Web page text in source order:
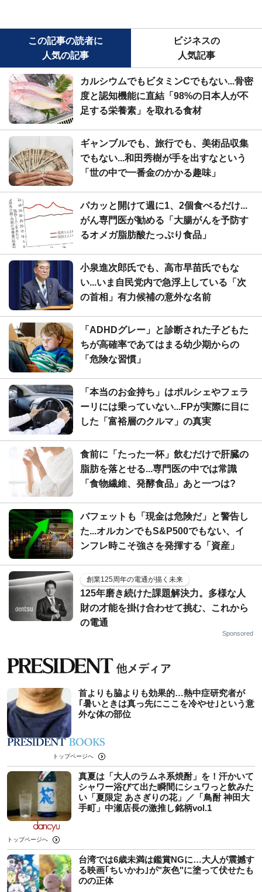
この記事の読者に
人気の記事
ビジネスの
人気記事
カルシウムでもビタミンCでもない...骨密
度と認知機能に直結「98%の日本人が不
足する栄養素」を取れる食材
ギャンブルでも、旅行でも、美術品収集
でもない...和田秀樹が手を出すなという
「世の中で一番金のかかる趣味」
パカッと開けて週に1、2個食べるだけ...
がん専門医が勧める「大腸がんを予防す
るオメガ脂肪酸たっぷり食品」
小泉進次郎氏でも、高市早苗氏でもな
い...いま自民党内で急浮上している「次
の首相」有力候補の意外な名前
「ADHDグレー」と診断された子どもた
ちが高確率であてはまる幼少期からの
「危険な習慣」
「本当のお金持ち」はポルシェやフェラ
ーリには乗っていない...FPが実際に目に
した「富裕層のクルマ」の真実
食前に「たった一杯」飲むだけで肝臓の
脂肪を落とせる...専門医の中では常識
「食物繊維、発酵食品」あと一つは?
バフェットも「現金は危険だ」と警告し
た...オルカンでもS&P500でもない、イ
ンフレ時こそ強さを発揮する「資産」
創業125周年の電通が描く未来
125年磨き続けた課題解決力。多様な人
財の才能を掛け合わせて挑む、これから
の電通
Sponsored
首よりも脇よりも効果的…熱中症研究者が
｢暑いときは真っ先にここを冷やせ｣という意
外な体の部位
トップページへ
真夏は「大人のラムネ系焼酎」を！汗かいて
シャワー浴びて出た瞬間にシュワっと飲みた
い「夏限定 あさぎりの花」／「鳥酎 神田大
手町」中瀬店長の激推し銘柄vol.1
トップページへ
台湾では6歳未満は鑑賞NGに…大人が震撼す
る映画｢ちいかわ｣が"灰色"に塗って伏せたも
のの正体